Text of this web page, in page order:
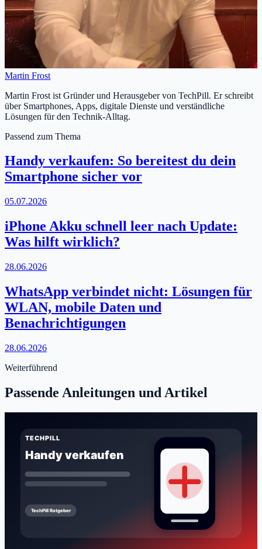
Martin Frost
Martin Frost ist Gründer und Herausgeber von TechPill. Er schreibt
über Smartphones, Apps, digitale Dienste und verständliche
Lösungen für den Technik-Alltag.
Passend zum Thema
Handy verkaufen: So bereitest du dein
Smartphone sicher vor
05.07.2026
iPhone Akku schnell leer nach Update:
Was hilft wirklich?
28.06.2026
WhatsApp verbindet nicht: Lösungen für
WLAN, mobile Daten und
Benachrichtigungen
28.06.2026
Weiterführend
Passende Anleitungen und Artikel